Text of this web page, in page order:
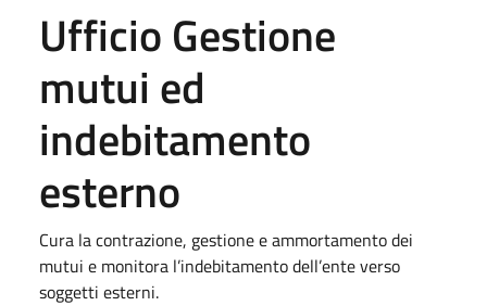
Ufficio Gestione
mutui ed
indebitamento
esterno
Cura la contrazione, gestione e ammortamento dei
mutui e monitora l’indebitamento dell’ente verso
soggetti esterni.